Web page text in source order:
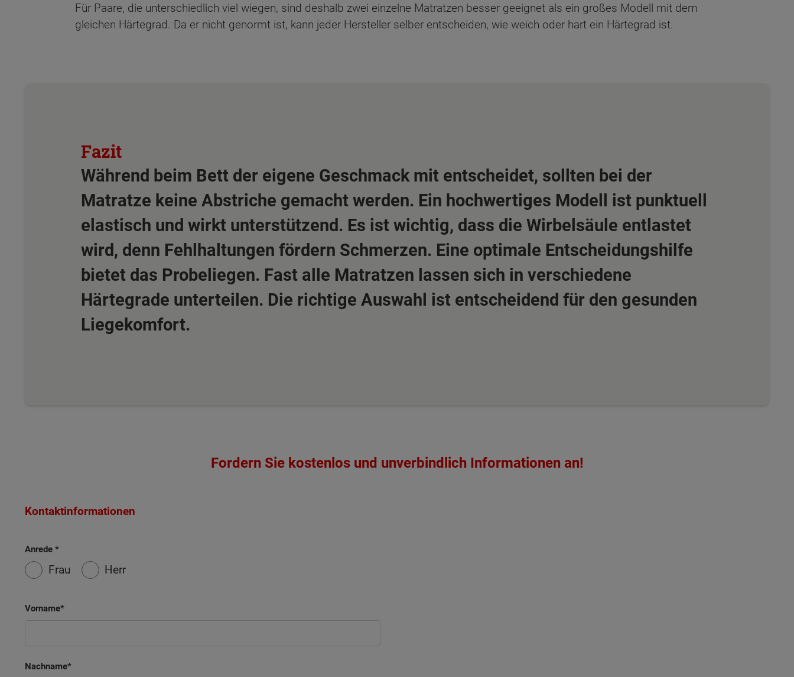
Für Paare, die unterschiedlich viel wiegen, sind deshalb zwei einzelne Matratzen besser geeignet als ein großes Modell mit dem
gleichen Härtegrad. Da er nicht genormt ist, kann jeder Hersteller selber entscheiden, wie weich oder hart ein Härtegrad ist.
Während beim Bett der eigene Geschmack mit entscheidet, sollten bei der
Matratze keine Abstriche gemacht werden. Ein hochwertiges Modell ist punktuell
elastisch und wirkt unterstützend. Es ist wichtig, dass die Wirbelsäule entlastet
wird, denn Fehlhaltungen fördern Schmerzen. Eine optimale Entscheidungshilfe
bietet das Probeliegen. Fast alle Matratzen lassen sich in verschiedene
Härtegrade unterteilen. Die richtige Auswahl ist entscheidend für den gesunden
Liegekomfort.
Fordern Sie kostenlos und unverbindlich Informationen an!
Kontaktinformationen
Anrede
Frau Herr
Vorname
Nachname